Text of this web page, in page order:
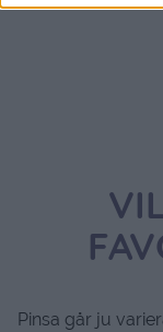
Pinsa går ju